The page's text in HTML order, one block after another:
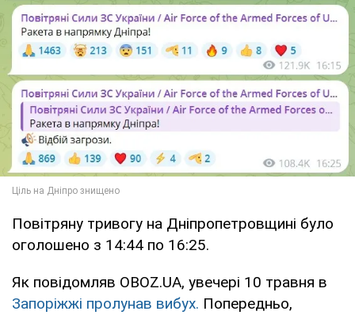
Повітряну тривогу на Дніпропетровщині було
оголошено з 14:44 по 16:25.
Як повідомляв OBOZ.UA, увечері 10 травня в
Запоріжжі пролунав вибух. Попередньо,